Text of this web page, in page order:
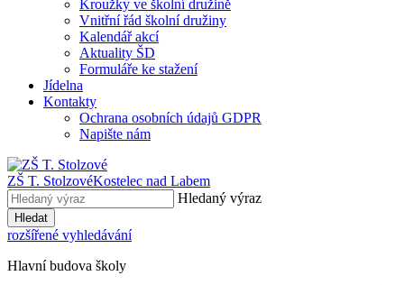
Kroužky ve školní družině
Vnitřní řád školní družiny
Kalendář akcí
Aktuality ŠD
Formuláře ke stažení
Jídelna
Kontakty
Ochrana osobních údajů GDPR
Napište nám
ZŠ T. StolzovéKostelec nad Labem
Hledaný výraz
Hledat
rozšířené vyhledávání
Hlavní budova školy